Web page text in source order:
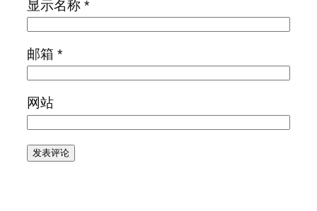
显示名称 *
邮箱 *
网站